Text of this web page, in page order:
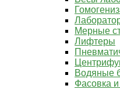
Мерные
Лифтеры
Водяные
Фасовка